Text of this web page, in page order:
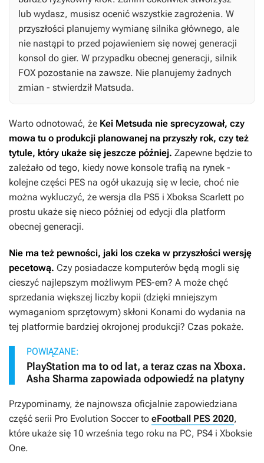
lub wydasz, musisz ocenić wszystkie zagrożenia. W
przyszłości planujemy wymianę silnika głównego, ale
nie nastąpi to przed pojawieniem się nowej generacji
konsol do gier. W przypadku obecnej generacji, silnik
FOX pozostanie na zawsze. Nie planujemy żadnych
zmian - stwierdził Matsuda.
Warto odnotować, że Kei Metsuda nie sprecyzował, czy
mowa tu o produkcji planowanej na przyszły rok, czy też
tytule, który ukaże się jeszcze później. Zapewne będzie to
zależało od tego, kiedy nowe konsole trafią na rynek -
kolejne części PES na ogół ukazują się w lecie, choć nie
można wykluczyć, że wersja dla PS5 i Xboksa Scarlett po
prostu ukaże się nieco później od edycji dla platform
obecnej generacji.
Nie ma też pewności, jaki los czeka w przyszłości wersję
pecetową. Czy posiadacze komputerów będą mogli się
cieszyć najlepszym możliwym PES-em? A może chęć
sprzedania większej liczby kopii (dzięki mniejszym
wymaganiom sprzętowym) skłoni Konami do wydania na
tej platformie bardziej okrojonej produkcji? Czas pokaże.
POWIĄZANE:
PlayStation ma to od lat, a teraz czas na Xboxa.
Asha Sharma zapowiada odpowiedź na platyny
Przypominamy, że najnowsza oficjalnie zapowiedziana
część serii Pro Evolution Soccerto eFootball PES 2020,
które ukaże się 10 września tego roku na PC, PS4 i Xboksie
One.